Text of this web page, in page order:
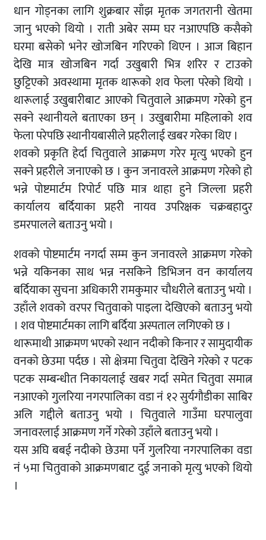
धान गोड्नका लागि शुक्रबार साँझ मृतक जगतरानी खेतमा
जानु भएको थियो । राती अबेर सम्म घर नआएपछि कसैको
घरमा बसेको भनेर खोजबिन गरिएको थिएन । आज बिहान
देखि मात्र खोजबिन गर्दा उखुबारी भित्र शरिर र टाउको
छुट्टिएको अवस्थामा मृतक थारूको शव फेला परेको थियो ।
थारूलाई उखुबारीबाट आएको चितुवाले आक्रमण गरेको हुन
सक्ने स्थानीयले बताएका छन् । उखुबारीमा महिलाको शव
फेला परेपछि स्थानीयबासीले प्रहरीलाई खबर गरेका थिए ।
शवको प्रकृति हेर्दा चितुवाले आक्रमण गरेर मृत्यु भएको हुन
सक्ने प्रहरीले जनाएको छ । कुन जनावरले आक्रमण गरेको हो
भन्ने पोष्टमार्टम रिपोर्ट पछि मात्र थाहा हुने जिल्ला प्रहरी
कार्यालय बर्दियाका प्रहरी नायव उपरिक्षक चक्रबहादुर
डमरपालले बताउनु भयो ।
शवको पोष्टमार्टम नगर्दा सम्म कुन जनावरले आक्रमण गरेको
भन्ने यकिनका साथ भन्न नसकिने डिभिजन वन कार्यालय
बर्दियाका सुचना अधिकारी रामकुमार चौधरीले बताउनु भयो ।
उहाँले शवको वरपर चितुवाको पाइला देखिएको बताउनु भयो
। शव पोष्टमार्टमका लागि बर्दिया अस्पताल लगिएको छ ।
थारूमाथी आक्रमण भएको स्थान नदीको किनार र सामुदायीक
वनको छेउमा पर्दछ । सो क्षेत्रमा चितुवा देखिने गरेको र पटक
पटक सम्बन्धीत निकायलाई खबर गर्दा समेत चितुवा समात्न
नआएको गुलरिया नगरपालिका वडा नं १२ सुर्यगौडीका साबिर
अलि गद्दीले बताउनु भयो । चितुवाले गाउँमा घरपालुवा
जनावरलाई आक्रमण गर्ने गरेको उहाँले बताउनु भयो ।
यस अघि बबई नदीको छेउमा पर्ने गुलरिया नगरपालिका वडा
नं ५मा चितुवाको आक्रमणबाट दुई जनाको मृत्यु भएको थियो
।